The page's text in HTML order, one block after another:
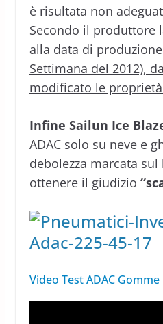
è risultata non
Secondo il produttore
alla data di produzione
Settimana del 2012),
modificato le
Infine Sailun Ice
ADAC solo su neve e
debolezza marcata
ottenere il giudizio
Video Test ADAC Gomme